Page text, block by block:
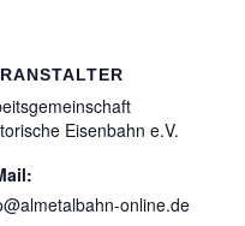
Eisenbahn e.V.
online.de